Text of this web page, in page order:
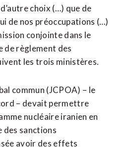
choix (…) que de
de nos préoccupations (…)
conjointe dans le
de règlement des
les trois ministères.
commun (JCPOA) – le
– devait permettre
nucléaire iranien en
des sanctions
avoir des effets